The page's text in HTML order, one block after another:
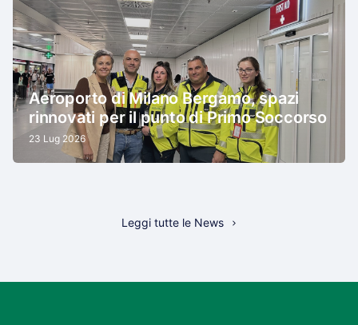
Aeroporto di Milano Bergamo, spazi
rinnovati per il punto di Primo Soccorso
23 Lug 2026
Leggi tutte le News